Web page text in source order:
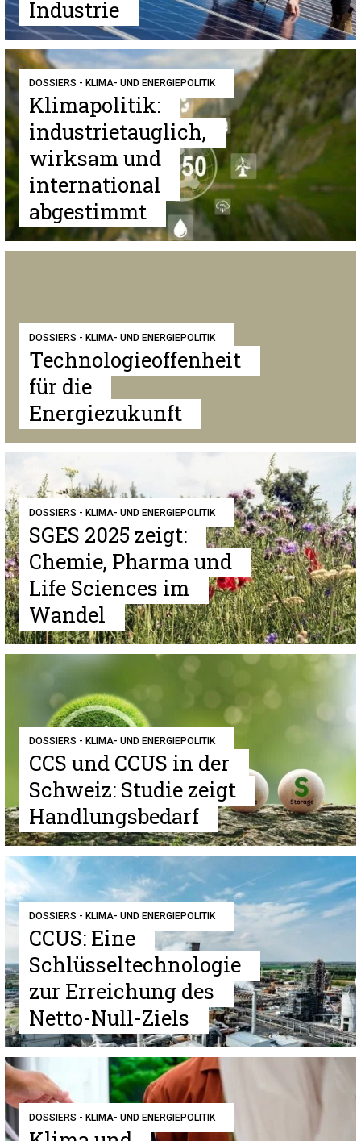
Industrie
DOSSIERS - KLIMA- UND ENERGIEPOLITIK
Klimapolitik:
industrietauglich,
wirksam und
international
abgestimmt
DOSSIERS - KLIMA- UND ENERGIEPOLITIK
Technologieoffenheit
für die
Energiezukunft
DOSSIERS - KLIMA- UND ENERGIEPOLITIK
SGES 2025 zeigt:
Chemie, Pharma und
Life Sciences im
Wandel
DOSSIERS - KLIMA- UND ENERGIEPOLITIK
CCS und CCUS in der
Schweiz: Studie zeigt
Handlungsbedarf
DOSSIERS - KLIMA- UND ENERGIEPOLITIK
CCUS: Eine
Schlüsseltechnologie
zur Erreichung des
Netto-Null-Ziels
DOSSIERS - KLIMA- UND ENERGIEPOLITIK